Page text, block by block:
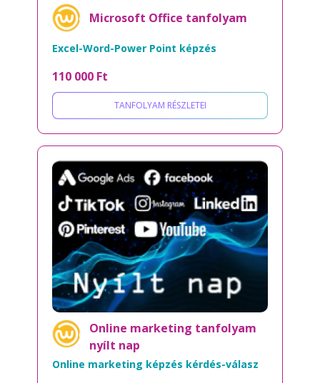
Microsoft Office tanfolyam
Excel-Word-Power Point képzés
110 000 Ft
TANFOLYAM RÉSZLETEI
Online marketing tanfolyam
nyílt nap
Online marketing képzés kérdés-válasz